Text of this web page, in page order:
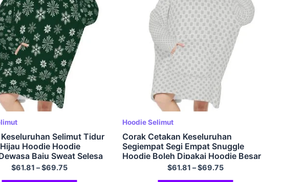
Selimut Tidur
Hoodie Hoodie
Baju Sweat Selesa
$61.81 –$69.75
Hoodie Selimut
Corak Cetakan Keseluruhan
Segiempat Segi Empat Snuggle
Hoodie Boleh Dipakai Hoodie Besar
Selimut Flanel Bulu Selimut Baju
$61.81 –$69.75